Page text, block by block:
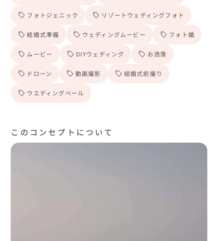
フォトジェニック リゾートウェディングフォト
結婚式準備 ウェディングムービー フォト婚
ムービー DIYウェディング お洒落
ドローン 動画撮影 結婚式前撮り
ウエディングベール
このコンセプトについて